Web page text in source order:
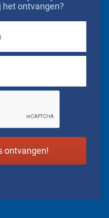
het ontvangen?